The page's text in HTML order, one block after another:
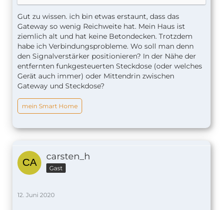
Gut zu wissen. ich bin etwas erstaunt, dass das
Gateway so wenig Reichweite hat. Mein Haus ist
ziemlich alt und hat keine Betondecken. Trotzdem
habe ich Verbindungsprobleme. Wo soll man denn
den Signalverstärker positionieren? In der Nähe der
entfernten funkgesteuerten Steckdose (oder welches
Gerät auch immer) oder Mittendrin zwischen
Gateway und Steckdose?
mein Smart Home
carsten_h
Gast
12. Juni 2020